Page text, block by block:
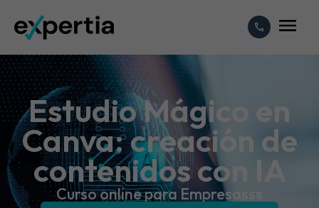
Estudio Mágico en
Canva: creación de
contenidos con IA
Curso online para Empresasss